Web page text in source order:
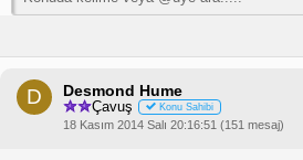
D Desmond Hume
Çavuş Konu Sahibi
18 Kasım 2014 Salı 20:16:51 (151 mesaj)